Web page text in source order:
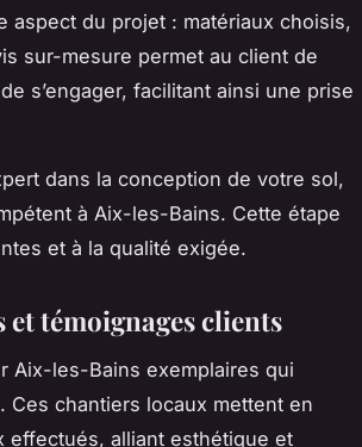
aspect du projet : matériaux choisis,
sur-mesure permet au client de
s’engager, facilitant ainsi une prise
dans la conception de votre sol,
à Aix-les-Bains. Cette étape
et à la qualité exigée.
et témoignages clients
Aix-les-Bains exemplaires qui
chantiers locaux mettent en
effectués, alliant esthétique et